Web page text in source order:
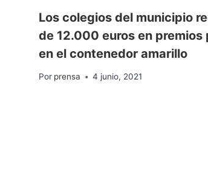
Los colegios del municipio
de 12.000 euros en premios
en el contenedor amarillo
Por prensa 4 junio, 2021